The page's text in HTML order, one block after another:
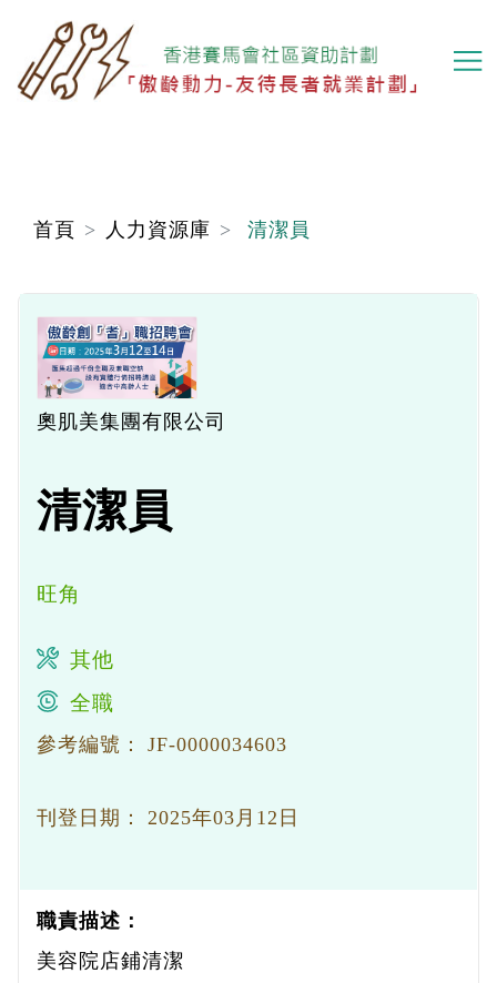
主
內
首頁 人力資源庫 清潔員
奧肌美集團有限公司
清潔員
旺角
其他
全職
參考編號： JF-0000034603
刊登日期： 2025年03月12日
職責描述：
美容院店鋪清潔